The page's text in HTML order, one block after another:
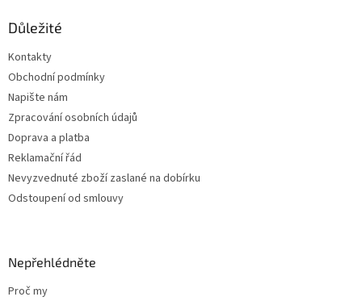
Důležité
Kontakty
Obchodní podmínky
Napište nám
Zpracování osobních údajů
Doprava a platba
Reklamační řád
Nevyzvednuté zboží zaslané na dobírku
Odstoupení od smlouvy
Nepřehlédněte
Proč my